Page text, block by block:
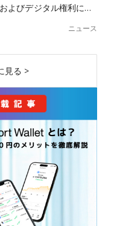
よびデジタル権利に…
ニュース
見る >